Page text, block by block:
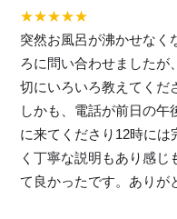
★★★★★
突然お風呂が沸かせなく
ろに問い合わせましたが
切にいろいろ教えてくだ
しかも、電話が前日の午
に来てくださり12時に
く丁寧な説明もあり感じ
て良かったです。ありが